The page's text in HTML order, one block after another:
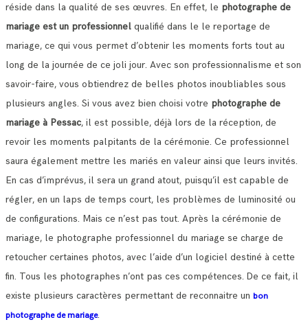
réside dans la qualité de ses œuvres. En effet, le photographe de
mariage est un professionnel qualifié dans le le reportage de
mariage, ce qui vous permet d’obtenir les moments forts tout au
long de la journée de ce joli jour. Avec son professionnalisme et son
savoir-faire, vous obtiendrez de belles photos inoubliables sous
plusieurs angles. Si vous avez bien choisi votre photographe de
mariage à Pessac, il est possible, déjà lors de la réception, de
revoir les moments palpitants de la cérémonie. Ce professionnel
saura également mettre les mariés en valeur ainsi que leurs invités.
En cas d’imprévus, il sera un grand atout, puisqu’il est capable de
régler, en un laps de temps court, les problèmes de luminosité ou
de configurations. Mais ce n’est pas tout. Après la cérémonie de
mariage, le photographe professionnel du mariage se charge de
retoucher certaines photos, avec l’aide d’un logiciel destiné à cette
fin. Tous les photographes n’ont pas ces compétences. De ce fait, il
existe plusieurs caractères permettant de reconnaitre un bon
photographe de mariage.